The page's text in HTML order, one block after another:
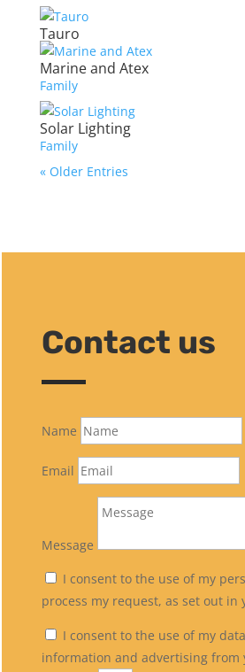
Tauro
Marine and Atex
Family
Solar Lighting
Family
« Older Entries
Contact us
Name
Email
Message
I consent to the use of my
process my request, as set out in
I consent to the use of my
information and advertising from